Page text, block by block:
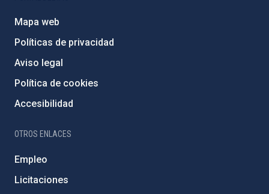
Mapa web
Políticas de privacidad
Aviso legal
Política de cookies
Accesibilidad
OTROS ENLACES
Empleo
Licitaciones